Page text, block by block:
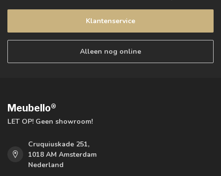
Klantenservice
Alleen nog online
Meubello®
LET OP! Geen showroom!
Cruquiuskade 251,
1018 AM Amsterdam
Nederland